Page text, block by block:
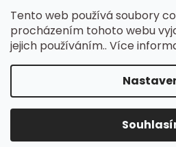
Tento web používá soubory
procházením tohoto webu
jejich používáním.. Více
Ochrana
a
Vytvořil